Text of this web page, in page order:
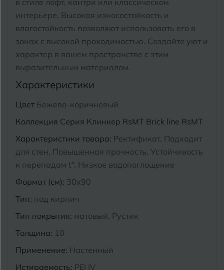
в стиле лофт, кантри или классическом
интерьере. Высокая износостойкость и
влагостойкость позволяют использовать его в
зонах с высокой проходимостью. Создайте уют и
характер в вашем пространстве с этим
выразительным материалом.
Характеристики
Цвет Бежево-коричневый
Коллекция Серия Клинкер RsMT Brick line RsMT
Характеристики товара: Ректификат, Подходит
для стен, Повышенная прочность, Устойчивость
к перепадам t°, Низкое водопоглощение
Формат (см): 30x90
Тип: под кирпич
Тип покрытия: матовый, Рустик
Толщина: 10
Применение: Настенный
Истираемость: PEI IV
Котлас
Краснодар
Майкоп
Муром
Ульяновск
Уфа
Х
Ч
Энгельс